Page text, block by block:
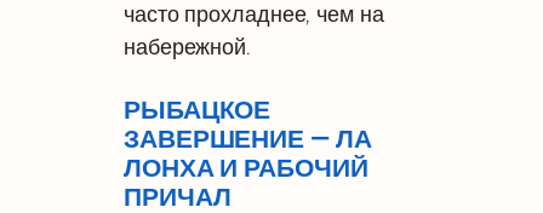
часто прохладнее, чем на
набережной.
РЫБАЦКОЕ
ЗАВЕРШЕНИЕ — ЛА
ЛОНХА И РАБОЧИЙ
ПРИЧАЛ